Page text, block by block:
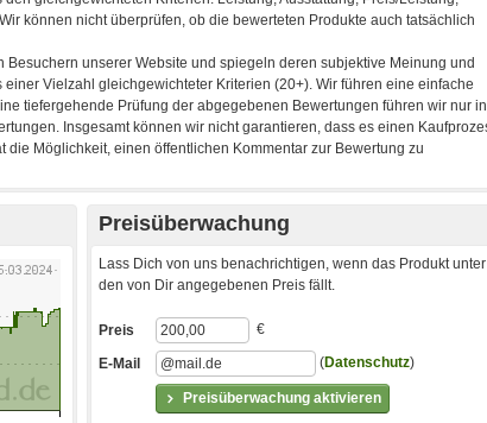
Preisüberwachung
Lass Dich von uns benachrichtigen, wenn das Produkt unter
den von Dir angegebenen Preis fällt.
Preisüberwachung aktivieren
Preis €
E-Mail (Datenschutz)